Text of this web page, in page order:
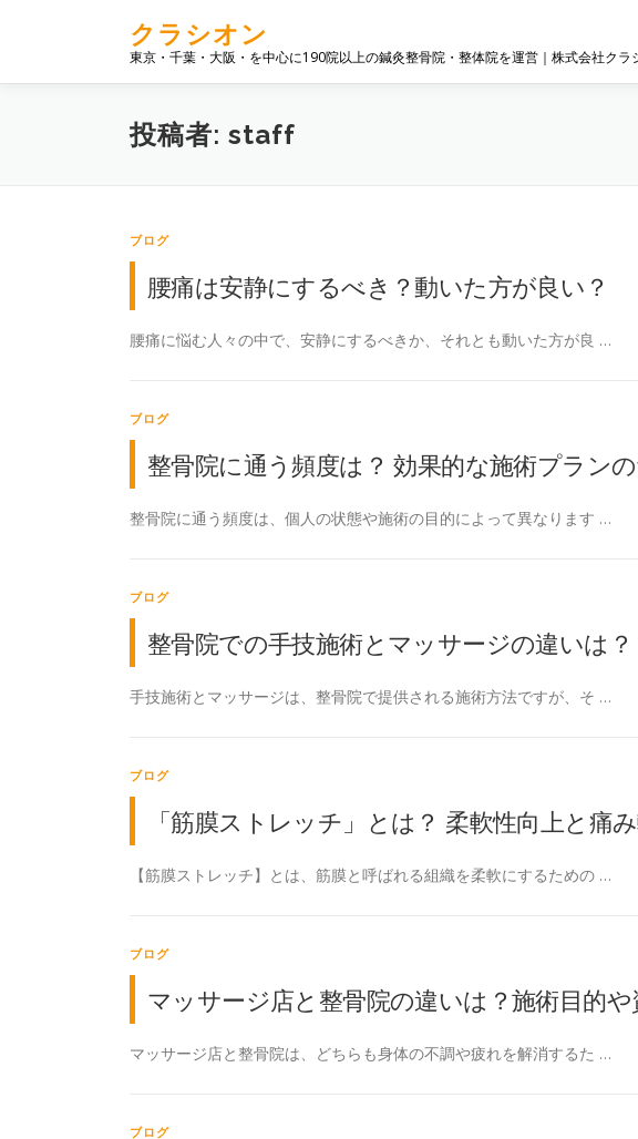
ン
クラシオン
東京・千葉・大阪・を中心に190院以上の鍼灸整骨院・整体院を運営｜株式会社クラ
投稿者: staff
ブログ
腰痛は安静にするべき？動いた方が良い？
腰痛に悩む人々の中で、安静にするべきか、それとも動いた方が良 …
ブログ
整骨院に通う頻度は？ 効果的な施術プラン
整骨院に通う頻度は、個人の状態や施術の目的によって異なります …
ブログ
整骨院での手技施術とマッサージの違いは？
手技施術とマッサージは、整骨院で提供される施術方法ですが、そ …
ブログ
「筋膜ストレッチ」とは？ 柔軟性向上と痛
【筋膜ストレッチ】とは、筋膜と呼ばれる組織を柔軟にするための …
ブログ
マッサージ店と整骨院の違いは？施術目的や
マッサージ店と整骨院は、どちらも身体の不調や疲れを解消するた …
ブログ